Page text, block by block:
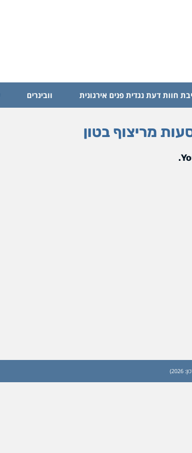
חוות דעת נגדית פנים אירגונית וובינרים